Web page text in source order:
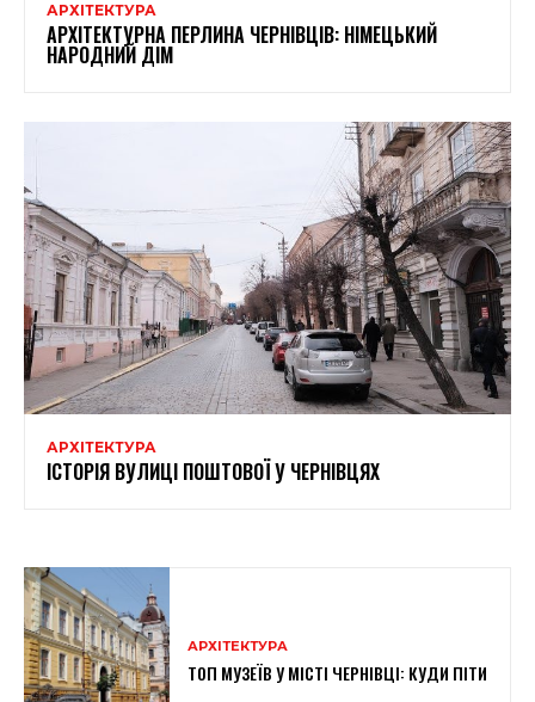
АРХІТЕКТУРА
АРХІТЕКТУРНА ПЕРЛИНА ЧЕРНІВЦІВ: НІМЕЦЬКИЙ
НАРОДНИЙ ДІМ
АРХІТЕКТУРА
ІСТОРІЯ ВУЛИЦІ ПОШТОВОЇ У ЧЕРНІВЦЯХ
АРХІТЕКТУРА
ТОП МУЗЕЇВ У МІСТІ ЧЕРНІВЦІ: КУДИ ПІТИ